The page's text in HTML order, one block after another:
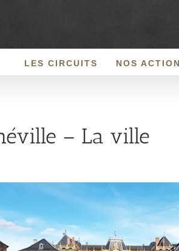
LES CIRCUITS NOS
– La ville